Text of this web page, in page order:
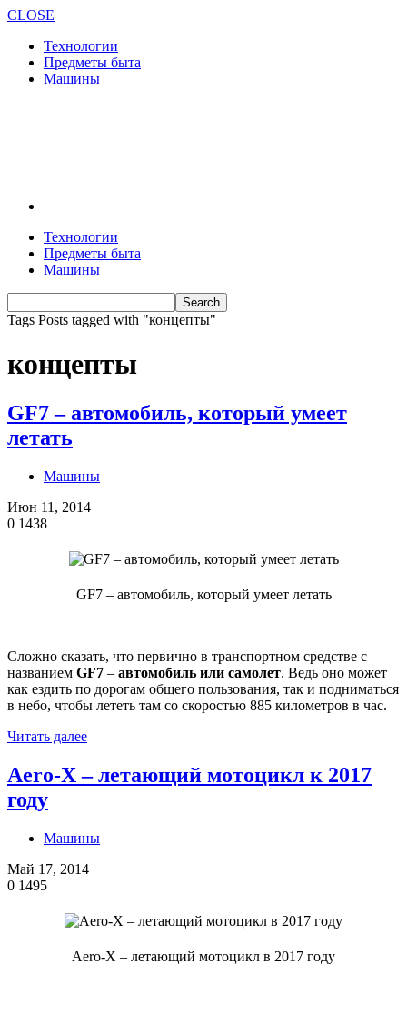
CLOSE
Технологии
Предметы быта
Машины
Технологии
Предметы быта
Машины
Tags Posts tagged with "концепты"
концепты
GF7 – автомобиль, который умеет
летать
Машины
Июн 11, 2014
0 1438
GF7 – автомобиль, который умеет летать
Сложно сказать, что первично в транспортном средстве с
названием GF7 – автомобиль или самолет. Ведь оно может
как ездить по дорогам общего пользования, так и подниматься
в небо, чтобы лететь там со скоростью 885 километров в час.
Читать далее
Aero-X – летающий мотоцикл к 2017
году
Машины
Май 17, 2014
0 1495
Aero-X – летающий мотоцикл в 2017 году